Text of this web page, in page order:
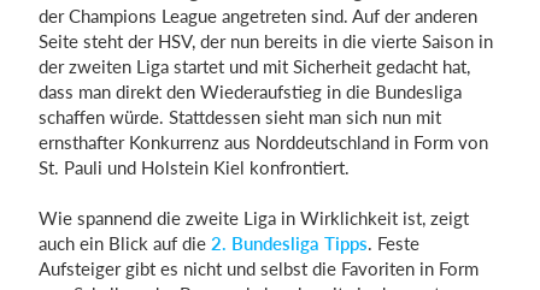
der Champions League angetreten sind. Auf der anderen
Seite steht der HSV, der nun bereits in die vierte Saison in
der zweiten Liga startet und mit Sicherheit gedacht hat,
dass man direkt den Wiederaufstieg in die Bundesliga
schaffen würde. Stattdessen sieht man sich nun mit
ernsthafter Konkurrenz aus Norddeutschland in Form von
St. Pauli und Holstein Kiel konfrontiert.
Wie spannend die zweite Liga in Wirklichkeit ist, zeigt
auch ein Blick auf die 2. Bundesliga Tipps. Feste
Aufsteiger gibt es nicht und selbst die Favoriten in Form